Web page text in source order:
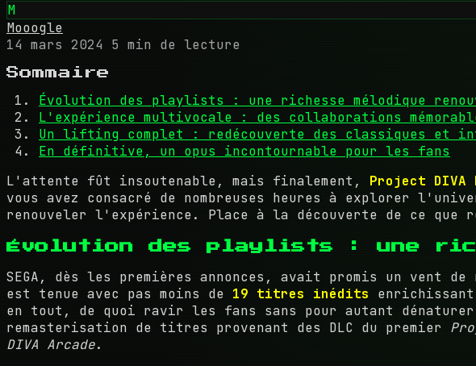
M
Mooogle
14 mars 2024 5 min de lecture
Sommaire
Évolution des playlists : une richesse mélodique
L'expérience multivocale : des collaborations
Un lifting complet : redécouverte des classiques et
En définitive, un opus incontournable pour les fans
L'attente fût insoutenable, mais finalement, Project DIVA
vous avez consacré de nombreuses heures à explorer
renouveler l'expérience. Place à la découverte de ce que
Évolution des playlists : une
SEGA, dès les premières annonces, avait promis un vent
est tenue avec pas moins de 19 titres inédits
en tout, de quoi ravir les fans sans pour autant
remasterisation de titres provenant des DLC du premier
DIVA Arcade.